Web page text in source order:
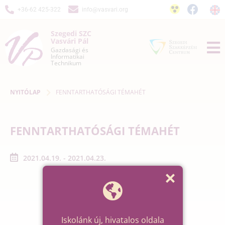
+36-62 425-322 info@vasvari.org
Szegedi SZC
Vasvári Pál
Gazdasági és
Informatikai
Technikum
NYITÓLAP FENNTARTHATÓSÁGI TÉMAHÉT
FENNTARTHATÓSÁGI TÉMAHÉT
2021.04.19. - 2021.04.23.
Iskolánk új, hivatalos oldala